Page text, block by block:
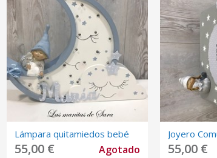
Lámpara quitamiedos bebé
55,00 € Agotado
Joyero
55,00 €